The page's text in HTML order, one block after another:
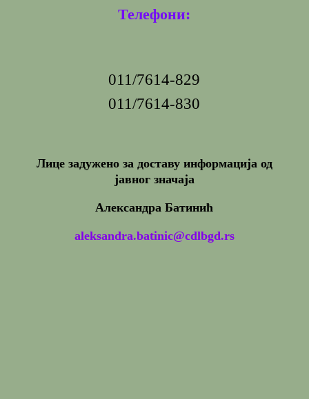
Телефони:
011/7614-829
011/7614-830
Лице задужено за доставу информација од
јавног значаја
Александра Батинић
aleksandra.batinic@cdlbgd.rs